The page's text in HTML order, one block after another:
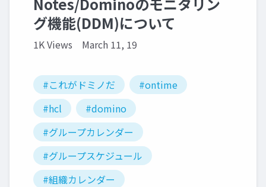
グ機能(DDM)について
1K Views March 11, 19
#これがドミノだ
#ontime
#hcl
#domino
#グループカレンダー
#グループスケジュール
#組織カレンダー